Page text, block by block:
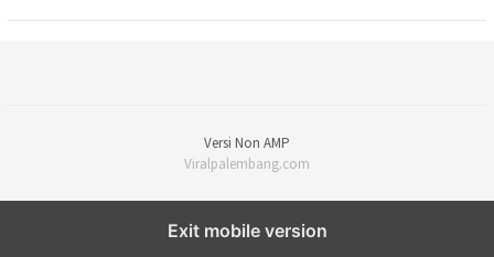
Versi Non AMP
Viralpalembang.com
Exit mobile version